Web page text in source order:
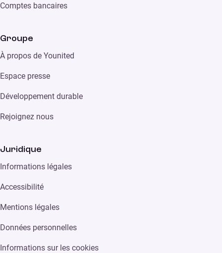
Comptes bancaires
Groupe
À propos de Younited
Espace presse
Développement durable
Rejoignez nous
Juridique
Informations légales
Accessibilité
Mentions légales
Données personnelles
Informations sur les cookies